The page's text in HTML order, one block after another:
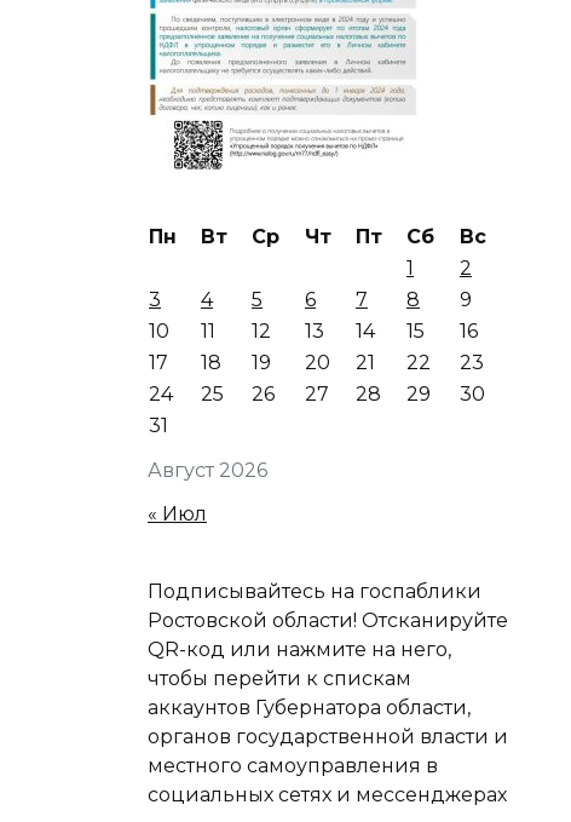
Август 2026
Пн Вт Ср Чт Пт Сб
Вс
1
2
3
4 5 6 7 8
9
10
11 12 13 14 15
16
17
18 19 20 21 22
23
24
25 26 27 28 29
30
31
« Июл
Подписывайтесь на госпаблики
Ростовской области! Отсканируйте
QR-код или нажмите на него,
чтобы перейти к спискам
аккаунтов Губернатора области,
органов государственной власти и
местного самоуправления в
социальных сетях и мессенджерах